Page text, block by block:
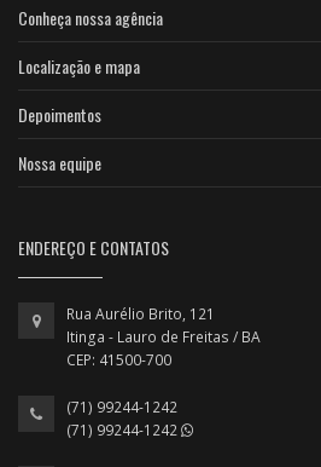
Conheça nossa agência
Localização e mapa
Depoimentos
Nossa equipe
ENDEREÇO E CONTATOS
Rua Aurélio Brito, 121
Itinga - Lauro de Freitas / BA
CEP: 41500-700
(71) 99244-1242
(71) 99244-1242